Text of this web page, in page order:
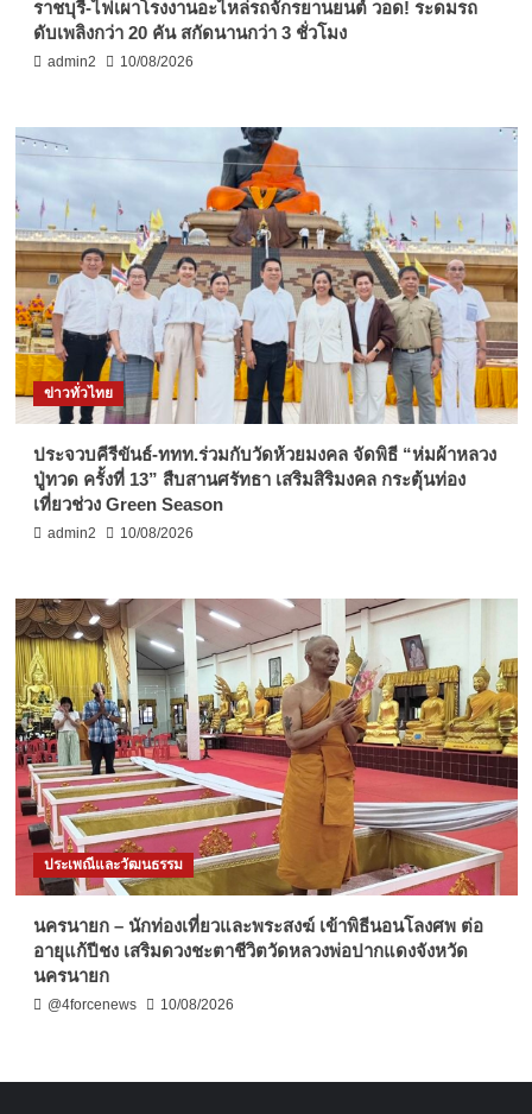
ราชบุรี-ไฟเผาโรงงานอะไหล่รถจักรยานยนต์ วอด! ระดมรถ
ดับเพลิงกว่า 20 คัน สกัดนานกว่า 3 ชั่วโมง
admin2 10/08/2026
ข่าวทั่วไทย
ประจวบคีรีขันธ์-ททท.ร่วมกับวัดห้วยมงคล จัดพิธี “ห่มผ้าหลวง
ปู่ทวด ครั้งที่ 13” สืบสานศรัทธา เสริมสิริมงคล กระตุ้นท่อง
เที่ยวช่วง Green Season
admin2 10/08/2026
ประเพณีและวัฒนธรรม
นครนายก – นักท่องเที่ยวและพระสงฆ์ เข้าพิธีนอนโลงศพ ต่อ
อายุแก้ปีชง เสริมดวงชะตาชีวิตวัดหลวงพ่อปากแดงจังหวัด
นครนายก
@4forcenews 10/08/2026